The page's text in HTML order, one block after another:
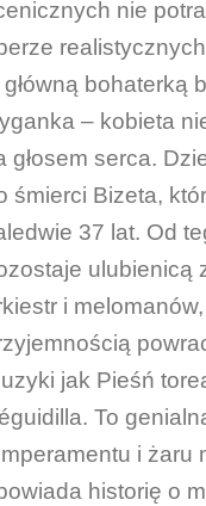
nie
główną bohaterką
– kobieta
głosem serca.
śmierci Bizeta,
37 lat. Od
ulubienicą
i
jak Pieśń
To
i żaru
historię o